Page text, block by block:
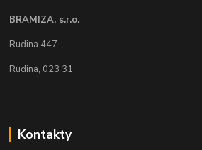
BRAMIZA, s.r.o.
Rudina 447
Rudina, 023 31
Kontakty